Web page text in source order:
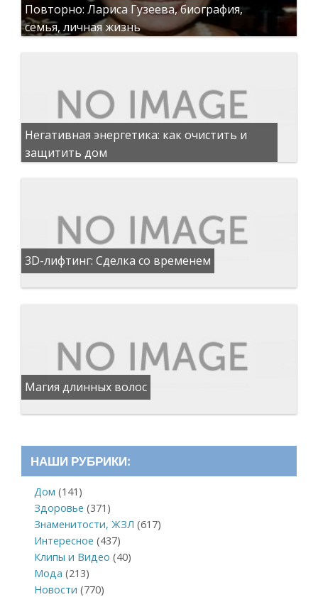
Повторно: Лариса Гузеева, биография,
семья, личная жизнь
Негативная энергетика: как очистить и
защитить дом
3D-лифтинг: Сделка со временем
Магия длинных волос
НАШИ РУБРИКИ:
Дом (141)
Здоровье (371)
Знаменитости, ЖЗЛ (617)
Интересное (437)
Клипы и Видео (40)
Мода (213)
Новости (770)